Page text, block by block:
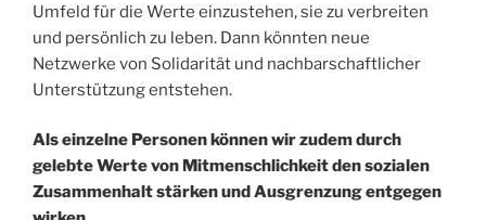
Umfeld für die Werte einzustehen, sie zu verbreiten
und persönlich zu leben. Dann könnten neue
Netzwerke von Solidarität und nachbarschaftlicher
Unterstützung entstehen.
Als einzelne Personen können wir zudem durch
gelebte Werte von Mitmenschlichkeit den sozialen
Zusammenhalt stärken und Ausgrenzung entgegen